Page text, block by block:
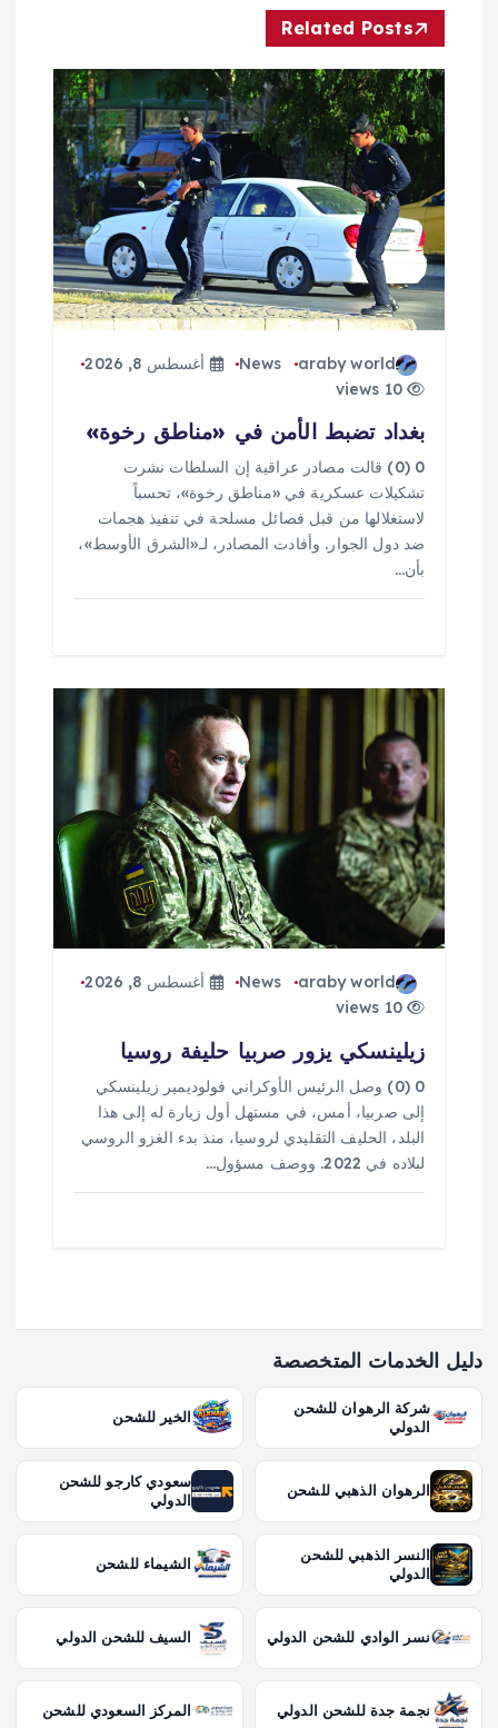
م
ق
Related Posts
araby world
News
أغسطس 8, 2026
10 views
بغداد تضبط الأمن في «مناطق رخوة»
0 (0) قالت مصادر عراقية إن السلطات نشرت
تشكيلات عسكرية في «مناطق رخوة»، تحسباً
لاستغلالها من قبل فصائل مسلحة في تنفيذ هجمات
ضد دول الجوار. وأفادت المصادر، لـ«الشرق الأوسط»،
بأن…
araby world
News
أغسطس 8, 2026
10 views
زيلينسكي يزور صربيا حليفة روسيا
0 (0) وصل الرئيس الأوكراني فولوديمير زيلينسكي
إلى صربيا، أمس، في مستهل أول زيارة له إلى هذا
البلد، الحليف التقليدي لروسيا، منذ بدء الغزو الروسي
لبلاده في 2022. ووصف مسؤول…
دليل الخدمات المتخصصة
شركة الرهوان للشحن
الدولي
الخير للشحن
الرهوان الذهبي للشحن
سعودي كارجو للشحن
الدولي
النسر الذهبي للشحن
الدولي
الشيماء للشحن
نسر الوادي للشحن الدولي السيف للشحن الدولي
نجمة جدة للشحن الدولي المركز السعودي للشحن